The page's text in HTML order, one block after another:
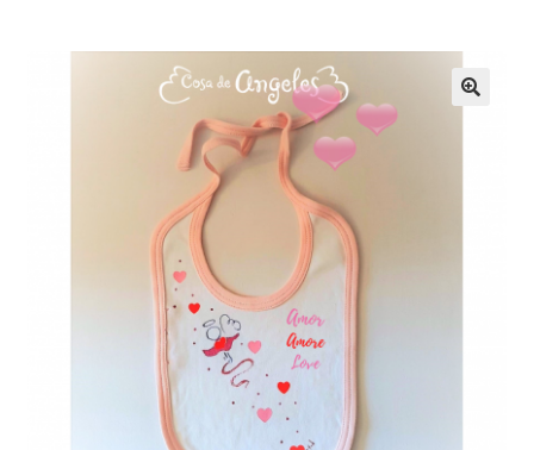
Tienda
Blog de Ángeles
Nuestro creador
Contacto